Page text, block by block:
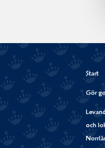
Start
Gör
och